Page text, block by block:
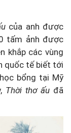
của anh được
tấm ảnh được
khắp các vùng
quốc tế biết tới
bổng tại Mỹ
Thời thơ ấuđã